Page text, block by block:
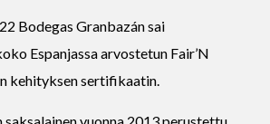
Bodegas Granbazán sai
Espanjassa arvostetun Fair’N
kehityksen sertifikaatin.